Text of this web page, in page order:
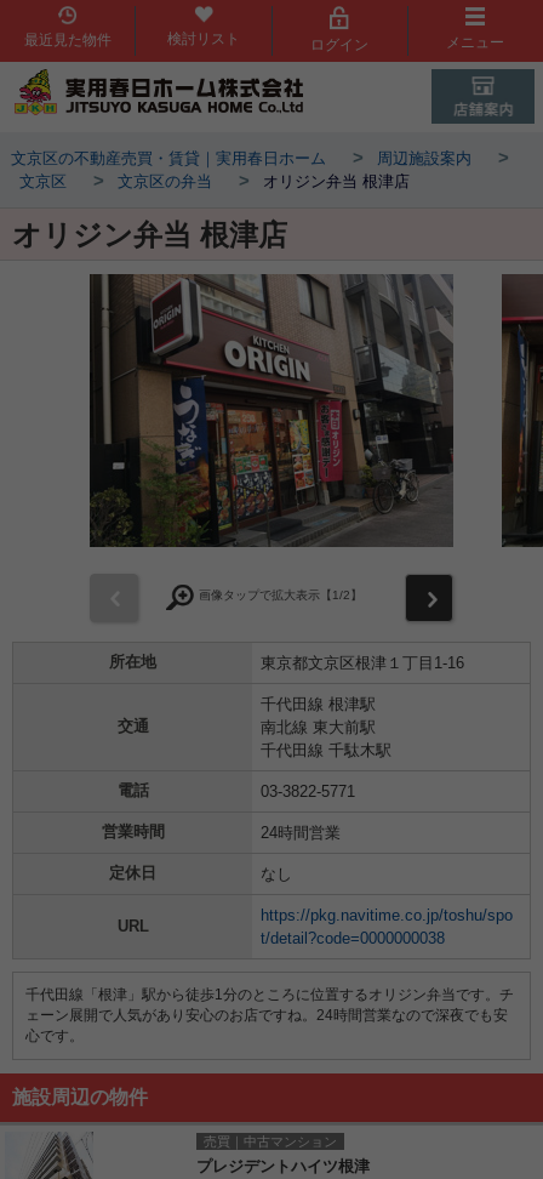
最近見た物件 検討リスト ログイン メニュー
文京区の不動産売買・賃貸｜実用春日ホーム > 周辺施設案内 >
文京区 > 文京区の弁当 > オリジン弁当 根津店
オリジン弁当 根津店
画像タップで拡大表示【 1/2】
所在地 東京都文京区根津１丁目1-16
交通
千代田線 根津駅
南北線 東大前駅
千代田線 千駄木駅
電話 03-3822-5771
営業時間 24時間営業
定休日 なし
URL
https://pkg.navitime.co.jp/toshu/spo
t/detail?code=0000000038
千代田線「根津」駅から徒歩1分のところに位置するオリジン弁当です。チ
ェーン展開で人気があり安心のお店ですね。24時間営業なので深夜でも安
心です。
施設周辺の物件
売買｜中古マンション
プレジデントハイツ根津